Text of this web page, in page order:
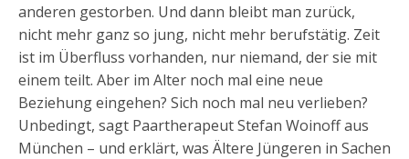
anderen gestorben. Und dann bleibt man zurück,
nicht mehr ganz so jung, nicht mehr berufstätig. Zeit
ist im Überfluss vorhanden, nur niemand, der sie mit
einem teilt. Aber im Alter noch mal eine neue
Beziehung eingehen? Sich noch mal neu verlieben?
Unbedingt, sagt Paartherapeut Stefan Woinoff aus
München – und erklärt, was Ältere Jüngeren in Sachen